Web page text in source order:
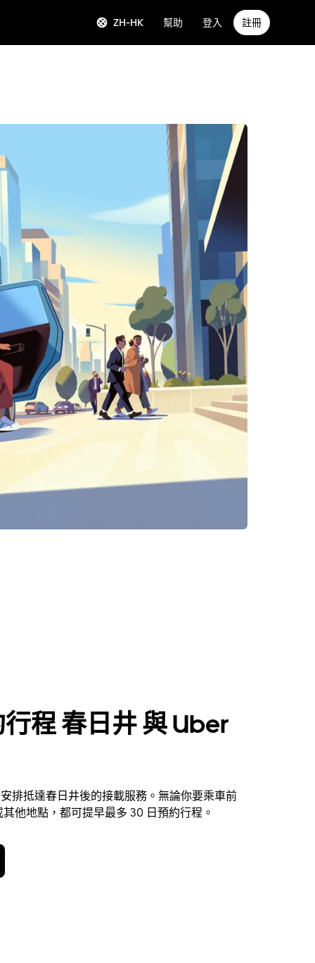
ZH-HK 幫助 登入 註冊
程 春日井 與 Uber
排抵達春日井後的接載服務。無論你要乘車前
他地點，都可提早最多 30 日預約行程。